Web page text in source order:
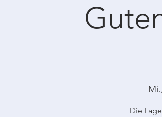
Die